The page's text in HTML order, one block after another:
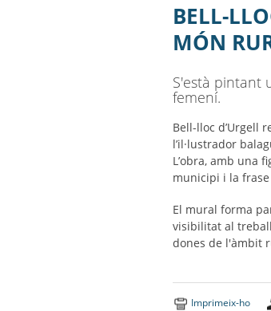
BELL-
MÓN
S'està pintant
femení.
Bell-lloc d’Urgell
l’il·lustrador
L’obra, amb una
municipi i la frase
El mural forma
visibilitat al
dones de l'àmbit
Imprimeix-ho